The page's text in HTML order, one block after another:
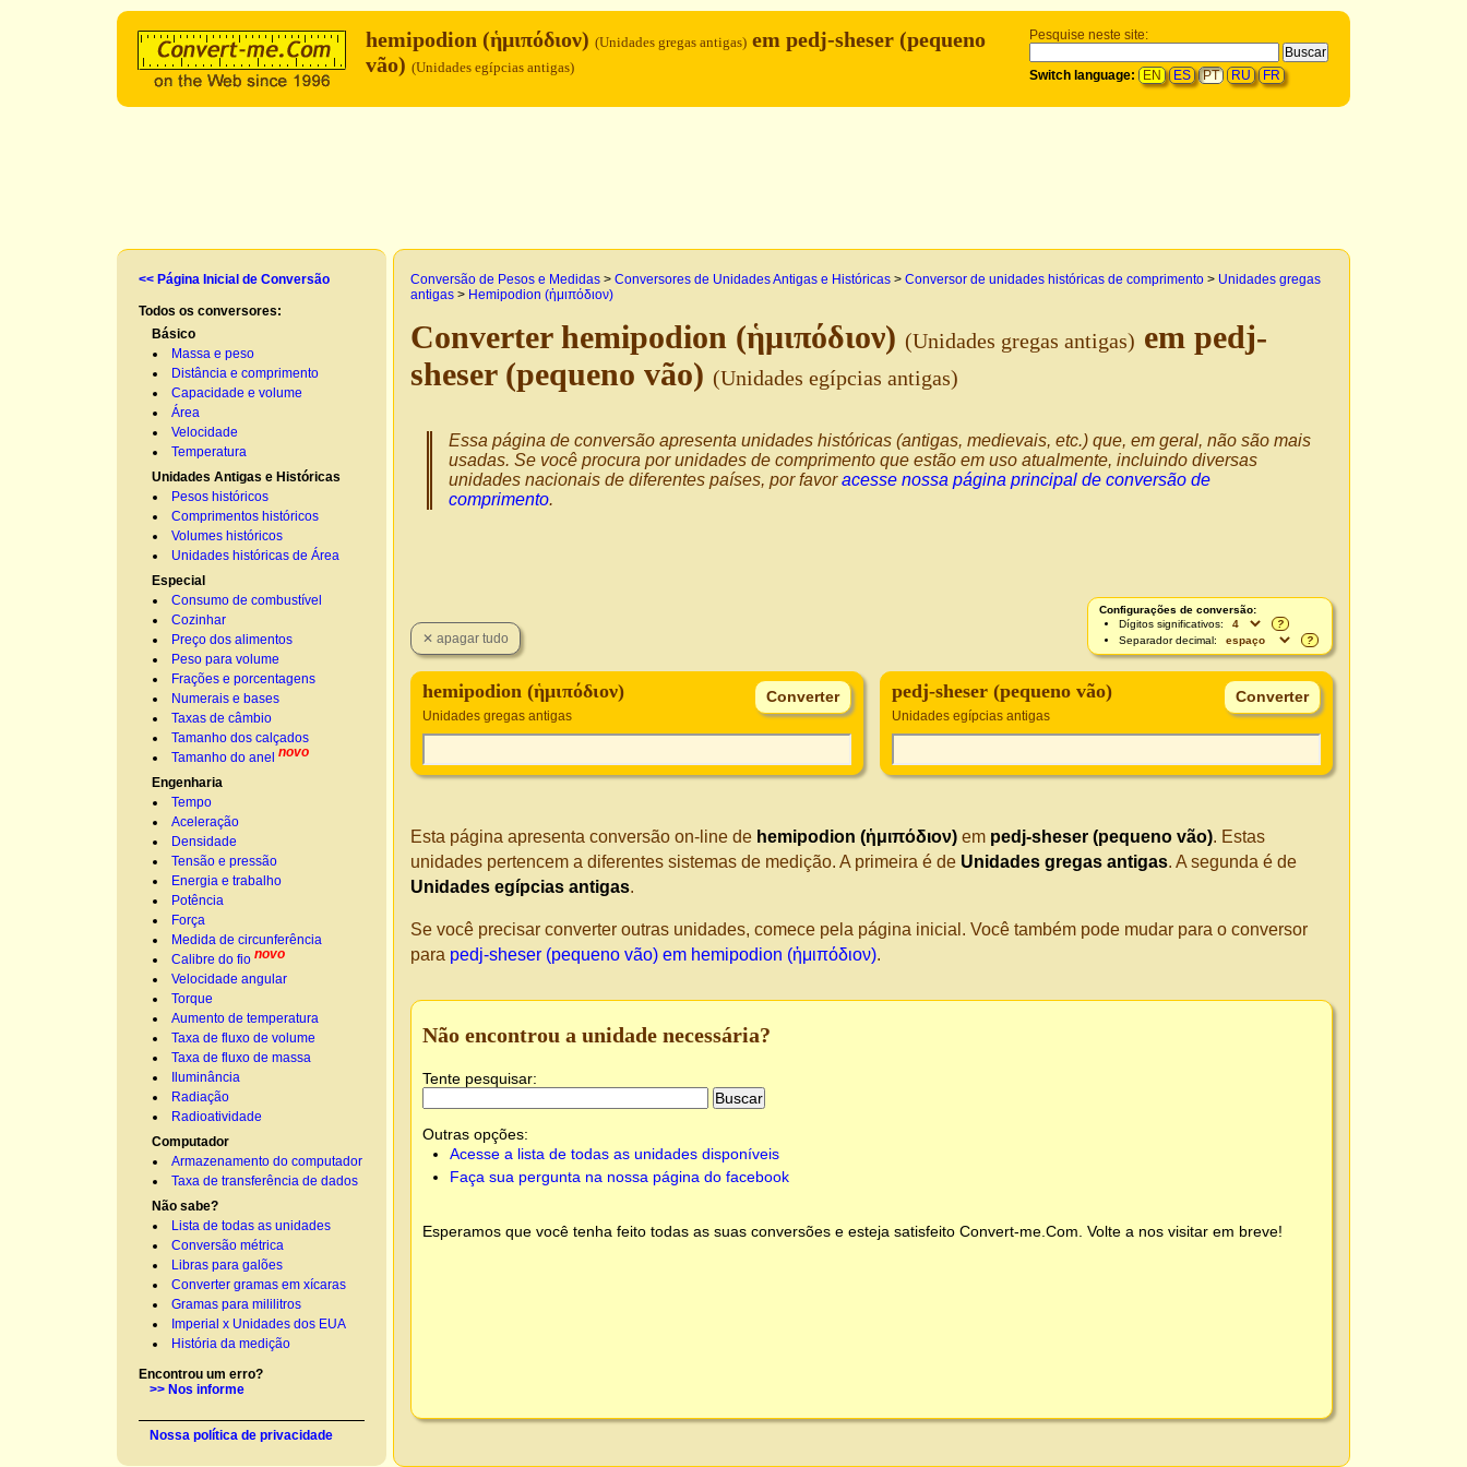
Pesquise neste site:
Switch language: EN ES PT RU FR
hemipodion (ἡμιπόδιον) (Unidades gregas antigas) em pedj-sheser (pequeno
vão) (Unidades egípcias antigas)
<< Página Inicial de Conversão
Todos os conversores:
Básico
Massa e peso
Distância e comprimento
Capacidade e volume
Área
Velocidade
Temperatura
Unidades Antigas e Históricas
Pesos históricos
Comprimentos históricos
Volumes históricos
Unidades históricas de Área
Especial
Consumo de combustível
Cozinhar
Preço dos alimentos
Peso para volume
Frações e porcentagens
Numerais e bases
Taxas de câmbio
Tamanho dos calçados
Tamanho do anel novo
Engenharia
Tempo
Aceleração
Densidade
Tensão e pressão
Energia e trabalho
Potência
Força
Medida de circunferência
Calibre do fio novo
Velocidade angular
Torque
Aumento de temperatura
Taxa de fluxo de volume
Taxa de fluxo de massa
Iluminância
Radiação
Radioatividade
Computador
Armazenamento do computador
Taxa de transferência de dados
Não sabe?
Lista de todas as unidades
Conversão métrica
Libras para galões
Converter gramas em xícaras
Gramas para mililitros
Imperial x Unidades dos EUA
História da medição
Encontrou um erro?
>> Nos informe
Nossa política de privacidade
Conversão de Pesos e Medidas > Conversores de Unidades Antigas e Históricas > Conversor de unidades históricas de comprimento > Unidades gregas
antigas > Hemipodion (ἡμιπόδιον)
Converter hemipodion (ἡμιπόδιον) (Unidades gregas antigas) em pedj-
sheser (pequeno vão) (Unidades egípcias antigas)
Essa página de conversão apresenta unidades históricas (antigas, medievais, etc.) que, em geral, não são mais
usadas. Se você procura por unidades de comprimento que estão em uso atualmente, incluindo diversas
unidades nacionais de diferentes países, por favoracesse nossa página principal de conversão de
comprimento.
Configurações de conversão:
Dígitos significativos:
?
Separador decimal:
?
hemipodion (ἡμιπόδιον)
Unidades gregas antigas
pedj-sheser (pequeno vão)
Unidades egípcias antigas
Esta página apresenta conversão on-line de hemipodion (ἡμιπόδιον) em pedj-sheser (pequeno vão). Estas
unidades pertencem a diferentes sistemas de medição. A primeira é de Unidades gregas antigas. A segunda é de
Unidades egípcias antigas.
Se você precisar converter outras unidades, comece pela página inicial. Você também pode mudar para o conversor
para pedj-sheser (pequeno vão) em hemipodion (ἡμιπόδιον).
Não encontrou a unidade necessária?
Tente pesquisar:
Outras opções:
Acesse a lista de todas as unidades disponíveis
Faça sua pergunta na nossa página do facebook
Esperamos que você tenha feito todas as suas conversões e esteja satisfeito Convert-me.Com . Volte a nos visitar em breve!